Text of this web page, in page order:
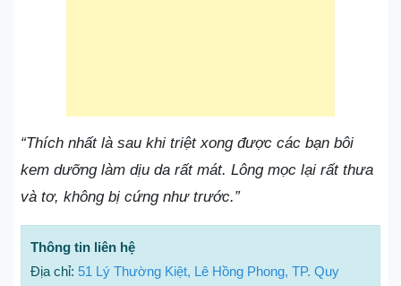
“Thích nhất là sau khi triệt xong được các bạn bôi
kem dưỡng làm dịu da rất mát. Lông mọc lại rất thưa
và tơ, không bị cứng như trước.”
Thông tin liên hệ
Địa chỉ: 51 Lý Thường Kiệt, Lê Hồng Phong, TP. Quy